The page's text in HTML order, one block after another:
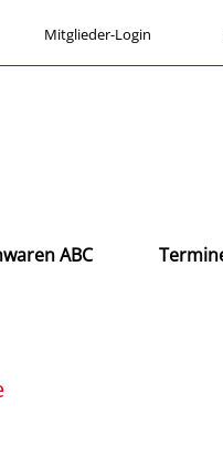
Mitglieder-Login
ABC